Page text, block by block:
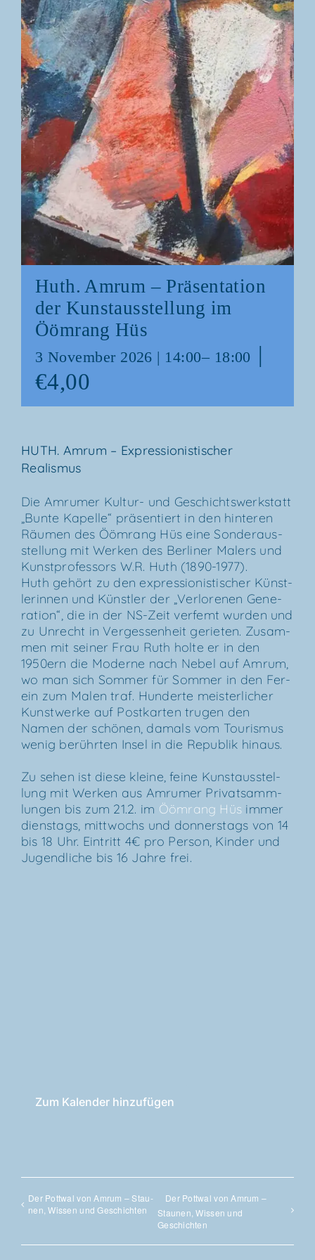
Huth. Amrum – Prä­sen­ta­ti­on
der Kunst­aus­stel­lung im
Ööm­rang Hüs
3 Novem­ber 2026 | 14:00– 18:00 |
€4,00
HUTH. Amrum – Expres­sio­nis­ti­scher
Realismus
Die Amru­mer Kul­­tur- und Geschichts­werk­statt
„Bun­te Kapel­le“ prä­sen­tiert in den hin­te­ren
Räu­men des Ööm­rang Hüs eine Son­der­aus­
stel­lung mit Wer­ken des Ber­li­ner Malers und
Kunst­pro­fes­sors W.R. Huth (1890-1977).
Huth gehört zu den expres­sio­nis­ti­scher Künst­
le­rin­nen und Künst­ler der „Ver­lo­re­nen Gene­
ra­ti­on“, die in der NS-Zeit ver­femt wur­den und
zu Unrecht in Ver­ges­sen­heit gerie­ten. Zusam­
men mit sei­ner Frau Ruth hol­te er in den
1950ern die Moder­ne nach Nebel auf Amrum,
wo man sich Som­mer für Som­mer in den Fer­
ein zum Malen traf. Hun­der­te meis­ter­li­cher
Kunst­wer­ke auf Post­kar­ten tru­gen den
Namen der schö­nen, damals vom Tou­ris­mus
wenig berühr­ten Insel in die Repu­blik hinaus.
Zu sehen ist die­se klei­ne, fei­ne Kunst­aus­stel­
lung mit Wer­ken aus Amru­mer Pri­vat­samm­
lun­gen bis zum 21.2. im Ööm­rang Hüs immer
diens­tags, mitt­wochs und don­ners­tags von 14
bis 18 Uhr. Ein­tritt 4€ pro Per­son, Kin­der und
Jugend­li­che bis 16 Jah­re frei.
Zum Kalender hinzufügen
Der Pott­wal von Amrum – Stau­
nen, Wis­sen und Geschichten
Der Pott­wal von Amrum –
Stau­nen, Wis­sen und
Geschichten